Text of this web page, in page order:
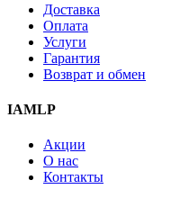
Доставка
Оплата
Услуги
Гарантия
Возврат и обмен
IAMLP
Акции
О нас
Контакты